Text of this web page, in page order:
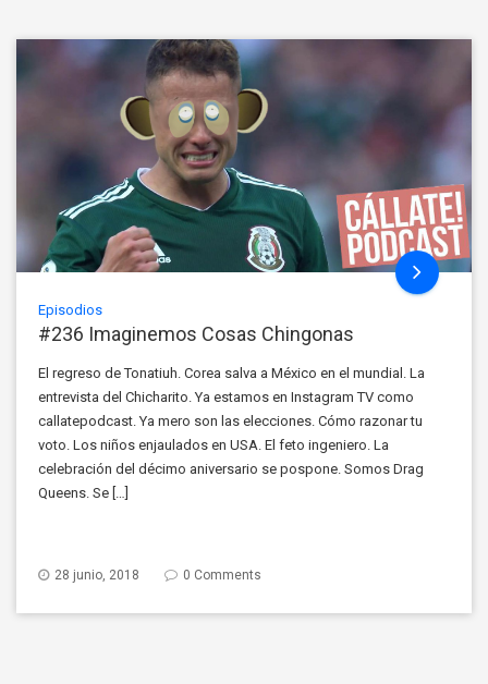
Episodios
#236 Imaginemos Cosas Chingonas
El regreso de Tonatiuh. Corea salva a México en el mundial. La
entrevista del Chicharito. Ya estamos en Instagram TV como
callatepodcast. Ya mero son las elecciones. Cómo razonar tu
voto. Los niños enjaulados en USA. El feto ingeniero. La
celebración del décimo aniversario se pospone. Somos Drag
Queens. Se […]
28 junio, 2018 0 Comments